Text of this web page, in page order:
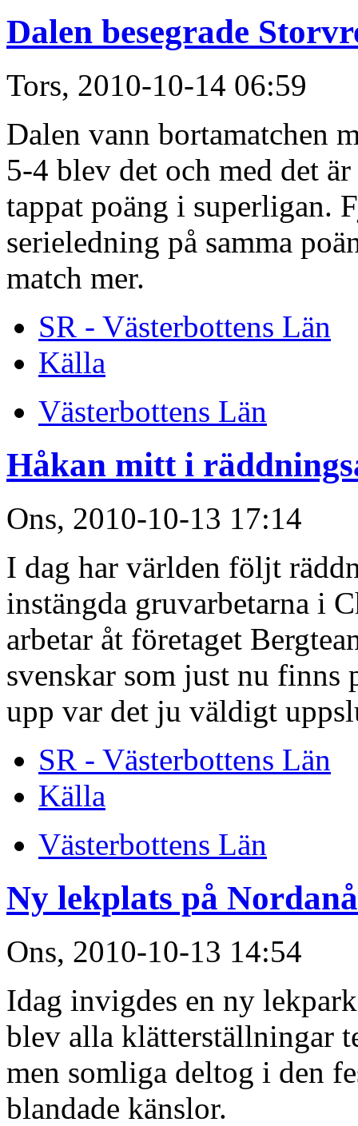
Dalen besegrade
Tors, 2010-10-14 06:59
Dalen vann bortamatchen
5-4 blev det och med det
tappat poäng i superligan.
serieledning på samma
match mer.
SR - Västerbottens Län
Källa
Västerbottens Län
Håkan mitt i
Ons, 2010-10-13 17:14
I dag har världen följt
instängda gruvarbetarna i
arbetar åt företaget
svenskar som just nu finns
upp var det ju väldigt
SR - Västerbottens Län
Källa
Västerbottens Län
Ny lekplats på
Ons, 2010-10-13 14:54
Idag invigdes en ny
blev alla klätterställningar
men somliga deltog i den
blandade känslor.